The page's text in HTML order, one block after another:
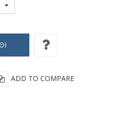
ADD TO COMPARE